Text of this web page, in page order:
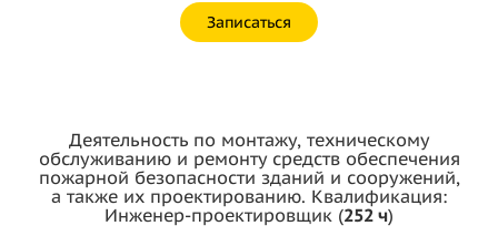
Записаться
Деятельность по монтажу, техническому
обслуживанию и ремонту средств обеспечения
пожарной безопасности зданий и сооружений,
а также их проектированию. Квалификация:
Инженер-проектировщик (252 ч)